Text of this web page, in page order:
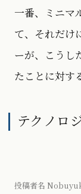
一番、ミニマ
て、それだけ
ーが、こう
たことに対す
テクノロ
投稿者名